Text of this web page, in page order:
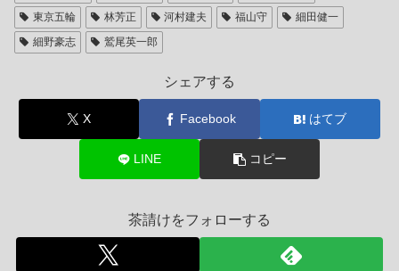
東京五輪
林芳正 河村建夫 福山守
細田健一
細野豪志
鷲尾英一郎
シェアする
X Facebook はてブ
LINE コピー
茶請けをフォローする